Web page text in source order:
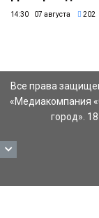
14:30 07 августа 202
Все права
«Медиакомпания
город».